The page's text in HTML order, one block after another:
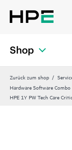
Shop
Zurück zum shop
Hardware Software
HPE 1Y PW Tech Care